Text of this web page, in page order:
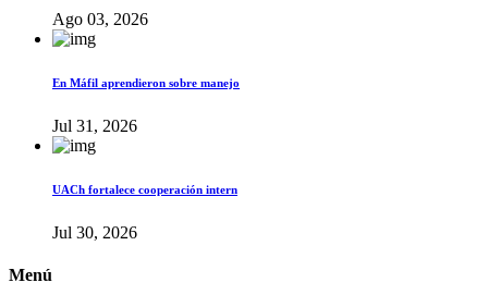
Ago 03, 2026
En Máfil aprendieron sobre manejo
Jul 31, 2026
UACh fortalece cooperación intern
Jul 30, 2026
Menú